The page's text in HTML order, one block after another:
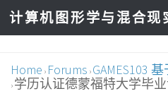
计算机图形学与混合现
Home › Forums › GAMES103
› 学历认证德蒙福特大学毕